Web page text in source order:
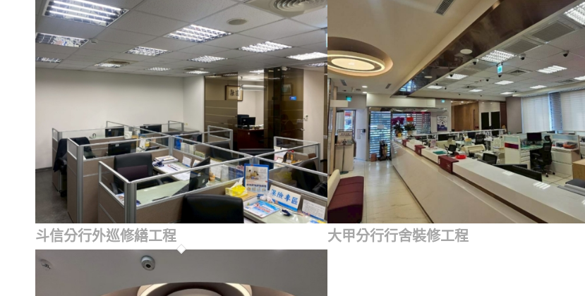
斗信分行外巡修繕工程 大甲分行行舍裝修工程